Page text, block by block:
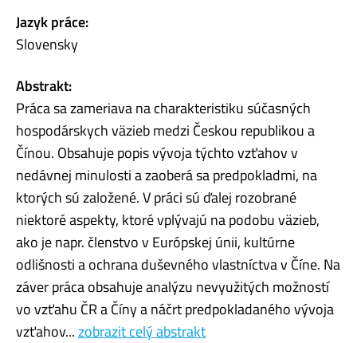
Jazyk práce:
Slovensky
Abstrakt:
Práca sa zameriava na charakteristiku súčasných
hospodárskych väzieb medzi Českou republikou a
Čínou. Obsahuje popis vývoja týchto vzťahov v
nedávnej minulosti a zaoberá sa predpokladmi, na
ktorých sú založené. V práci sú ďalej rozobrané
niektoré aspekty, ktoré vplývajú na podobu väzieb,
ako je napr. členstvo v Európskej únii, kultúrne
odlišnosti a ochrana duševného vlastníctva v Číne. Na
záver práca obsahuje analýzu nevyužitých možností
vo vzťahu ČR a Číny a náčrt predpokladaného vývoja
vzťahov...zobrazit celý abstrakt